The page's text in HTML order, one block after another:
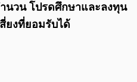
นวน โปรดศึกษาและลงทุน
ยงที่ยอมรับได้